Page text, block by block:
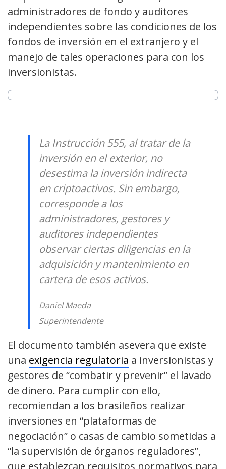
administradores de fondo y auditores
independientes sobre las condiciones de los
fondos de inversión en el extranjero y el
manejo de tales operaciones para con los
inversionistas.
La Instrucción 555, al tratar de la
inversión en el exterior, no
desestima la inversión indirecta
en criptoactivos. Sin embargo,
corresponde a los
administradores, gestores y
auditores independientes
observar ciertas diligencias en la
adquisición y mantenimiento en
cartera de esos activos.
Daniel Maeda
Superintendente
El documento también asevera que existe
una exigencia regulatoria a inversionistas y
gestores de “combatir y prevenir” el lavado
de dinero. Para cumplir con ello,
recomiendan a los brasileños realizar
inversiones en “plataformas de
negociación” o casas de cambio sometidas a
“la supervisión de órganos reguladores”,
que establezcan requisitos normativos para